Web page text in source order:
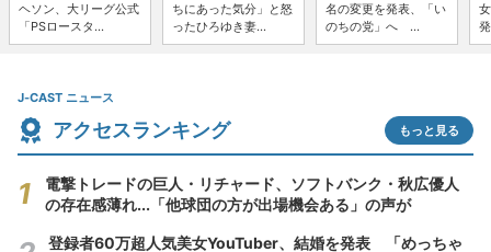
ヘソン、大リーグ公式
「PSロースタ...
ちにあった気分」と怒
ったひろゆき妻...
名の変更を発表、「い
のちの党」へ ...
J-CAST ニュース
アクセスランキング もっと見る
電撃トレードの巨人・リチャード、ソフトバンク・秋広優人
の存在感薄れ...「他球団の方が出場機会ある」の声が
登録者60万超人気美女YouTuber、結婚を発表 「めっちゃ